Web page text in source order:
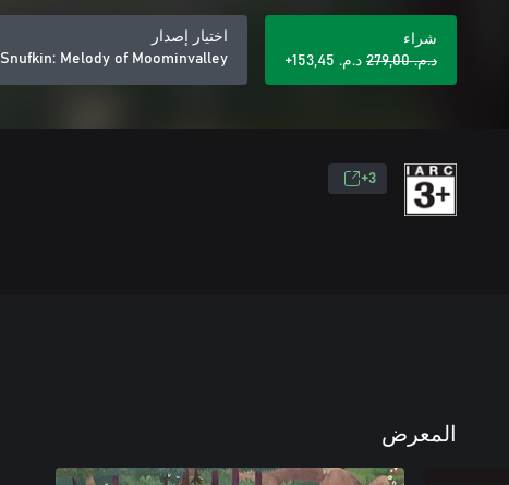
شراء
د.م.‏ 279,00
د.م.‏ 153,45+
اختيار إصدار
Snufkin: Melody of Moominvalley
3+
المعرض